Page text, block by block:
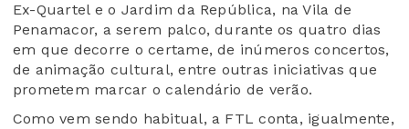
Ex-Quartel e o Jardim da República, na Vila de
Penamacor, a serem palco, durante os quatro dias
em que decorre o certame, de inúmeros concertos,
de animação cultural, entre outras iniciativas que
prometem marcar o calendário de verão.
Como vem sendo habitual, a FTL conta, igualmente,